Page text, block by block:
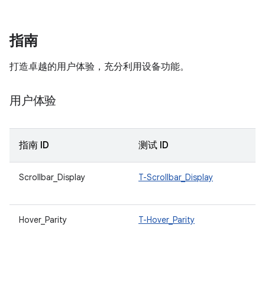
指南
打造卓越的用户体验，充分利用设备功能。
用户体验
指南 ID 测试 ID
Scrollbar_Display T-Scrollbar_Display
Hover_Parity T-Hover_Parity